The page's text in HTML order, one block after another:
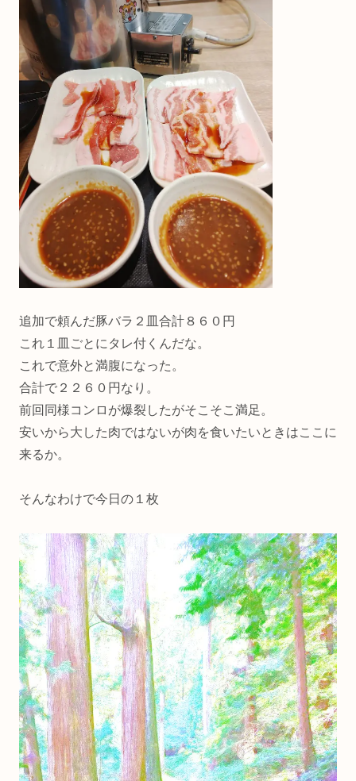
追加で頼んだ豚バラ２皿合計８６０円
これ１皿ごとにタレ付くんだな。
これで意外と満腹になった。
合計で２２６０円なり。
前回同様コンロが爆裂したがそこそこ満足。
安いから大した肉ではないが肉を食いたいときはここに
来るか。
そんなわけで今日の１枚